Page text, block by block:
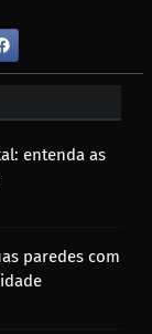
entenda as
paredes com